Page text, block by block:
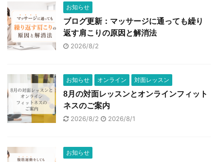
お知らせ
ブログ更新：マッサージに通っても繰り
返す肩こりの原因と解消法
2026/8/2
お知らせ オンライン 対面レッスン
8月の対面レッスンとオンラインフィット
ネスのご案内
2026/8/2 2026/8/1
お知らせ